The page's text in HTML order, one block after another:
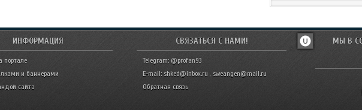
ИНФОРМАЦИЯ
портале
и баннерами
сайта
СВЯЗАТЬСЯ С НАМИ!
Telegram: @profan93
E-mail: shked@inbox.ru , sweangen@mail.ru
Обратная связь
МЫ В